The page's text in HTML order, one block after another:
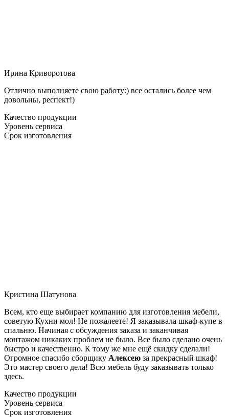
Ирина Криворотова
Отлично выполняете свою работу:) все остались более чем
довольны, респект!)
Качество продукции
Уровень сервиса
Срок изготовления
Кристина Шатунова
Всем, кто еще выбирает компанию для изготовления мебели,
советую Кухни мол! Не пожалеете! Я заказывала шкаф-купе в
спальню. Начиная с обсуждения заказа и заканчивая
монтажом никаких проблем не было. Все было сделано очень
быстро и качественно. К тому же мне ещё скидку сделали!
Огромное спасибо сборщику Алексею за прекрасный шкаф!
Это мастер своего дела! Всю мебель буду заказывать только
здесь.
Качество продукции
Уровень сервиса
Срок изготовления